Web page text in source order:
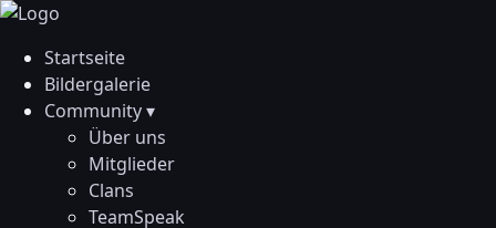
Startseite
Bildergalerie
Community ▾
Über uns
Mitglieder
Clans
TeamSpeak